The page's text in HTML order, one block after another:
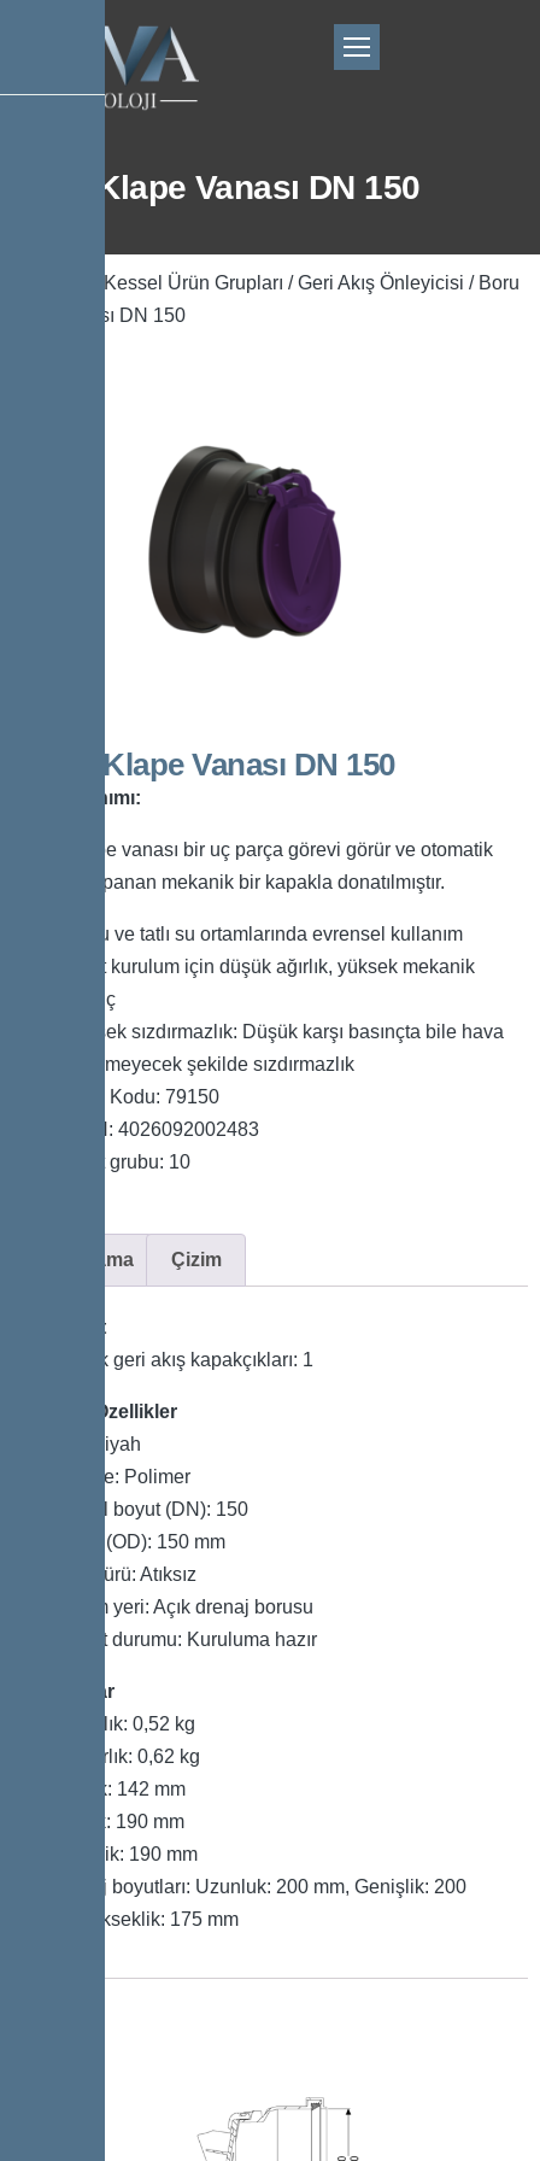
Boru Klape Vanası DN 150
Kessel Ürün Grupları /Geri Akış Önleyicisi / Boru
Klape Vanası DN 150
Boru Klape Vanası DN 150
Ürün Tanımı:
Boru klape vanası bir uç parça görevi görür ve otomatik
olarak kapanan mekanik bir kapakla donatılmıştır.
Tuzlu ve tatlı su ortamlarında evrensel kullanım
Basit kurulum için düşük ağırlık, yüksek mekanik
direnç
Yüksek sızdırmazlık: Düşük karşı basınçta bile hava
geçirmeyecek şekilde sızdırmazlık
Ürün Kodu: 79150
GTIN: 4026092002483
Fiyat grubu: 10
Açıklama Çizim
Varyant
Mekanik geri akış kapakçıkları: 1
Genel Özellikler
Renk: Siyah
Malzeme: Polimer
Nominal boyut (DN): 150
Dış çap (OD): 150 mm
Atık su türü: Atıksız
Kurulum yeri: Açık drenaj borusu
Teslimat durumu: Kuruluma hazır
Boyutlar
Net ağırlık: 0,52 kg
Brüt ağırlık: 0,62 kg
Uzunluk: 142 mm
Genişlik: 190 mm
Yükseklik: 190 mm
Ambalaj boyutları: Uzunluk: 200 mm, Genişlik: 200
mm, Yükseklik: 175 mm